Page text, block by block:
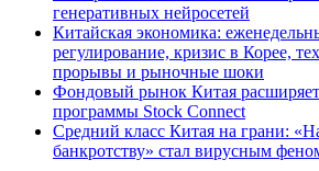
генеративных нейросетей
Китайская экономика:
регулирование, кризис в Корее,
прорывы и рыночные шоки
Фондовый рынок Китая расширяет
программы Stock Connect
Средний класс Китая на грани:
банкротству» стал вирусным